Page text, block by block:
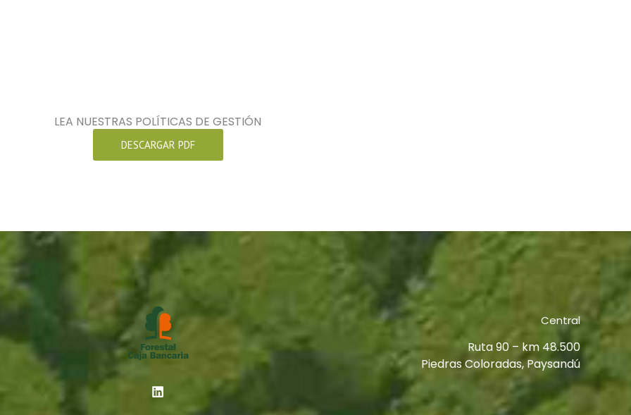
LEA NUESTRAS POLÍTICAS DE GESTIÓN
DESCARGAR PDF
Central
Ruta 90 – km 48.500
Piedras Coloradas, Paysandú